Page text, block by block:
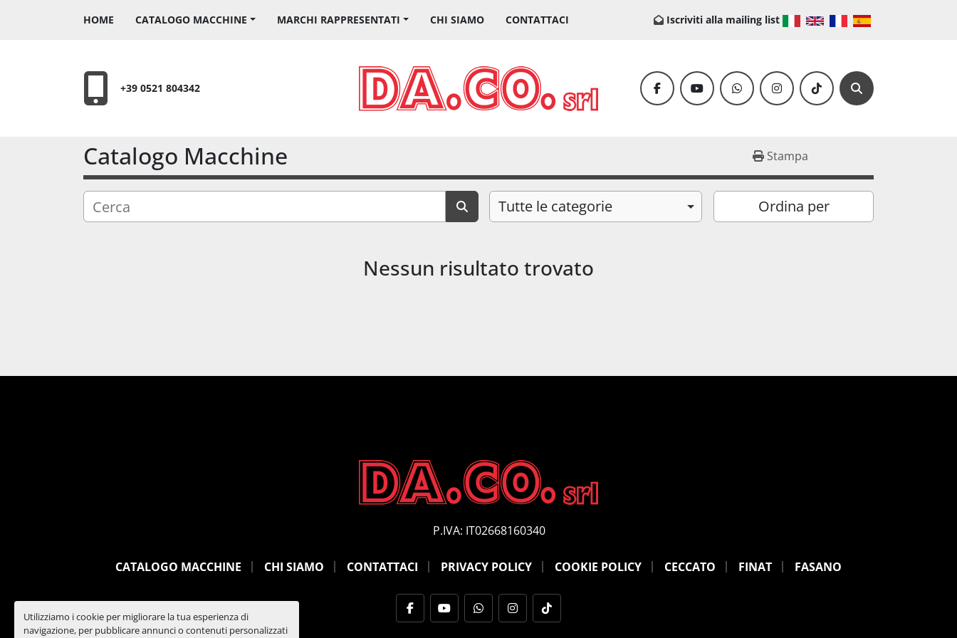
Utilizziamo i cookie per migliorare la tua esperienza di
navigazione, per pubblicare annunci o contenuti personalizzati
HOME CATALOGO MACCHINE MARCHI RAPPRESENTATI CHI SIAMO CONTATTACI Iscriviti alla mailing list
+39 0521 804342 facebookyoutubewhatsappinstagramtiktok Cerca
Catalogo Macchine Stampa
Tutte le categorie Ordina per
Nessun risultato trovato
P.IVA: IT02668160340
CATALOGO MACCHINE CHI SIAMO CONTATTACI PRIVACY POLICY COOKIE POLICY CECCATO FINAT FASANO
facebookyoutubewhatsappinstagram
tiktok